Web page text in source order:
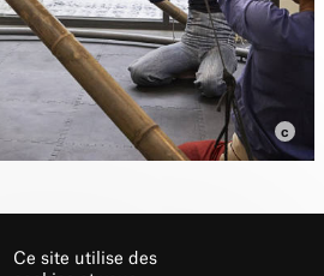
Ce site utilise des